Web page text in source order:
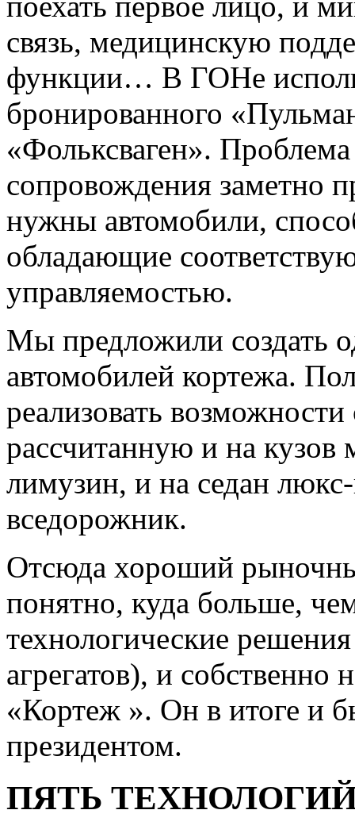
связь, медицинскую
функции… В ГОНе
бронированного
«Фольксваген».
сопровождения заметно
нужны автомобили,
обладающие
управляемостью.
Мы предложили создать
автомобилей кортежа.
реализовать
рассчитанную и на
лимузин, и на седан
вседорожник.
Отсюда хороший
понятно, куда больше,
технологические
агрегатов), и собственно
«Кортеж ». Он в итоге и
президентом.
ПЯТЬ